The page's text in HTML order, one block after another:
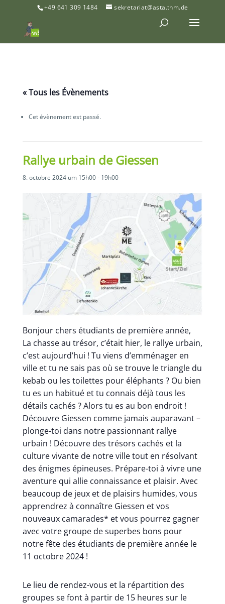
+49 641 309 1484 sekretariat@asta.thm.de
« Tous les Évènements
Cet évènement est passé.
Rallye urbain de Giessen
8. octobre 2024 um 15h00- 19h00
Bonjour chers étudiants de première année,
La chasse au trésor, c’était hier, le rallye urbain,
c’est aujourd’hui ! Tu viens d’emménager en
ville et tu ne sais pas où se trouve le triangle du
kebab ou les toilettes pour éléphants ? Ou bien
tu es un habitué et tu connais déjà tous les
détails cachés ? Alors tu es au bon endroit !
Découvre Giessen comme jamais auparavant –
plonge-toi dans notre passionnant rallye
urbain ! Découvre des trésors cachés et la
culture vivante de notre ville tout en résolvant
des énigmes épineuses. Prépare-toi à vivre une
aventure qui allie connaissance et plaisir. Avec
beaucoup de jeux et de plaisirs humides, vous
apprendrez à connaître Giessen et vos
nouveaux camarades* et vous pourrez gagner
avec votre groupe de superbes bons pour
notre fête des étudiants de première année le
11 octobre 2024 !
Le lieu de rendez-vous et la répartition des
groupes se font à partir de 15 heures sur le